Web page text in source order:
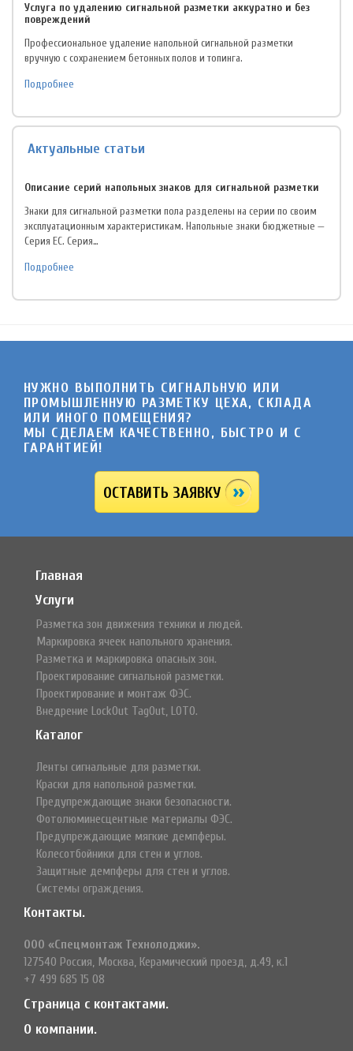
Услуга по удалению сигнальной разметки аккуратно и без
повреждений
Профессиональное удаление напольной сигнальной разметки
вручную с сохранением бетонных полов и топинга.
Подробнее
Актуальные статьи
Описание серий напольных знаков для сигнальной разметки
Знаки для сигнальной разметки пола разделены на серии по своим
эксплуатационным характеристикам. Напольные знаки бюджетные —
Серия EC. Серия…
Подробнее
НУЖНО ВЫПОЛНИТЬ СИГНАЛЬНУЮ ИЛИ
ПРОМЫШЛЕННУЮ РАЗМЕТКУ ЦЕХА, СКЛАДА
ИЛИ ИНОГО ПОМЕЩЕНИЯ?
МЫ СДЕЛАЕМ КАЧЕСТВЕННО, БЫСТРО И C
ГАРАНТИЕЙ!
ОСТАВИТЬ ЗАЯВКУ
Главная
Услуги
Разметка зон движения техники и людей.
Маркировка ячеек напольного хранения.
Разметка и маркировка опасных зон.
Проектирование сигнальной разметки.
Проектирование и монтаж ФЭС.
Внедрение LockOut TagOut, LOTO.
Каталог
Ленты сигнальные для разметки.
Краски для напольной разметки.
Предупреждающие знаки безопасности.
Фотолюминесцентные материалы ФЭС.
Предупреждающие мягкие демпферы.
Колесотбойники для стен и углов.
Защитные демпферы для стен и углов.
Системы ограждения.
Контакты.
ООО «Спецмонтаж Технолоджи».
127540 Россия, Москва, Керамический проезд, д.49, к.1
+7 499 685 15 08
Страница с контактами.
О компании.